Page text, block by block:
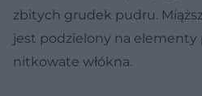
zbitych grudek pudru.
jest podzielony na elementy
nitkowate włókna.